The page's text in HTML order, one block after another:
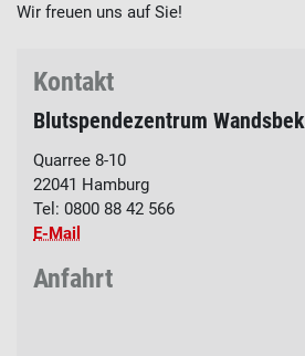
Kontakt
Blutspendezentrum Wandsbek
Quarree 8-10
22041 Hamburg
Tel: 0800 88 42 566
E-Mail
Anfahrt
Wir freuen uns auf Sie!